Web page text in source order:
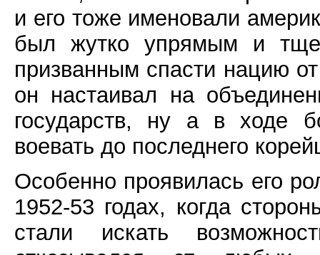
и его тоже именовали
был жутко упрямым и
призванным спасти нацию
он настаивал на
государств, ну а в ходе
воевать до последнего
Особенно проявилась его
1952-53 годах, когда
стали искать